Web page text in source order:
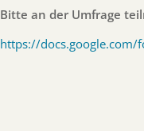
Bitte an der Umfrage
https://